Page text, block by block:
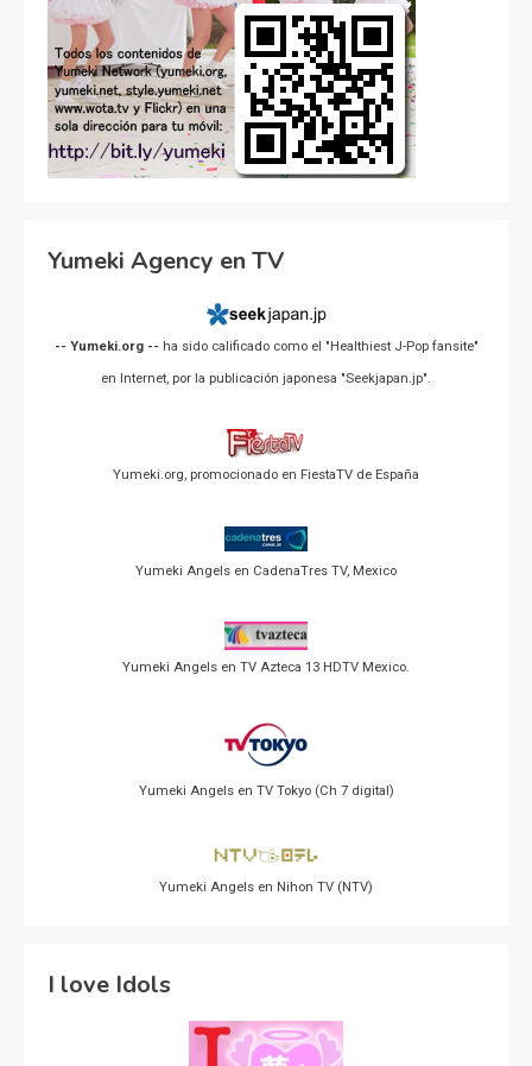
Yumeki Agency en TV
-- Yumeki.org -- ha sido calificado como el "Healthiest J-Pop fansite"
en Internet, por la publicación japonesa "Seekjapan.jp".
Yumeki.org, promocionado en FiestaTV de España
Yumeki Angels en CadenaTres TV, Mexico
Yumeki Angels en TV Azteca 13 HDTV Mexico.
Yumeki Angels en TV Tokyo (Ch 7 digital)
Yumeki Angels en Nihon TV (NTV)
I love Idols